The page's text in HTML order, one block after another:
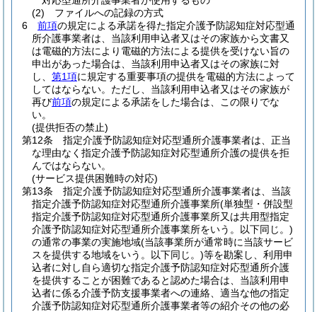
(2)
ファイルへの記録の方式
6
前項の規定による承諾を得た指定介護予防認知症対応型通
所介護事業者は、当該利用申込者又はその家族から文書又
は電磁的方法により電磁的方法による提供を受けない旨の
申出があった場合は、当該利用申込者又はその家族に対
し、 第1項に規定する重要事項の提供を電磁的方法によって
してはならない。 ただし、当該利用申込者又はその家族が
再び前項の規定による承諾をした場合は、この限りでな
い。
(提供拒否の禁止)
第12条
指定介護予防認知症対応型通所介護事業者は、正当
な理由なく指定介護予防認知症対応型通所介護の提供を拒
んではならない。
(サービス提供困難時の対応)
第13条
指定介護予防認知症対応型通所介護事業者は、当該
指定介護予防認知症対応型通所介護事業所(単独型・併設型
指定介護予防認知症対応型通所介護事業所又は共用型指定
介護予防認知症対応型通所介護事業所をいう。以下同じ。)
の通常の事業の実施地域(当該事業所が通常時に当該サービ
スを提供する地域をいう。以下同じ。)等を勘案し、利用申
込者に対し自ら適切な指定介護予防認知症対応型通所介護
を提供することが困難であると認めた場合は、当該利用申
込者に係る介護予防支援事業者への連絡、適当な他の指定
介護予防認知症対応型通所介護事業者等の紹介その他の必